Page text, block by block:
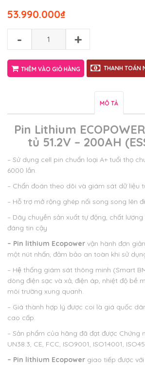
₫
53.990.000
- +
THÊM VÀO GIỎ HÀNG THANH TOÁN
MÔ TẢ
Pin Lithium
tủ 51.2V – 200AH
– Sử dụng cell pin chuẩn loại A+ tuổi thọ
6000 lần.
– Chẩn đoán theo dõi và giám sát dữ liệu
– Hỗ trợ mở rộng ghép nối song song lên
– Dây chuyền sản xuất tự động, chất
đáng tin cậy
– Pin lithium Ecopower vận hành đơn
một nút nhấn, đảm bảo an toàn khi sử
– Hệ thống giám sát thông minh (Smart
dòng điện sạc và xả, điện áp, nhiệt độ bề
môi trường xung quanh.
– Giá thành hợp lý được coi là giá quốc
cao cấp.
– Sản phẩm của hãng đã đạt được Chứng
UN38.3, CE, FCC, ISO9001, ISO14001,
– Pin lithium Ecopower giao tiếp được